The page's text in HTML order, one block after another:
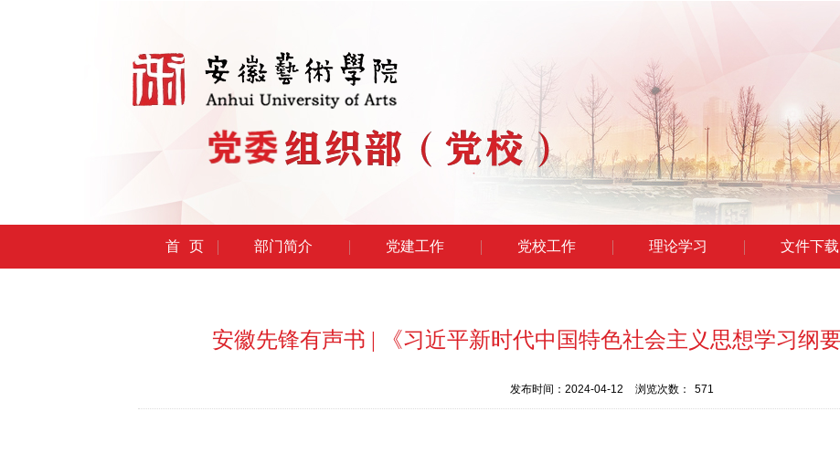
首页 部门简介 党建工作 党校工作 理论学习 文件下载
安徽先锋有声书 | 《习近平新时代中国特色社会主义思想学习纲
发布时间：2024-04-12 浏览次数： 571